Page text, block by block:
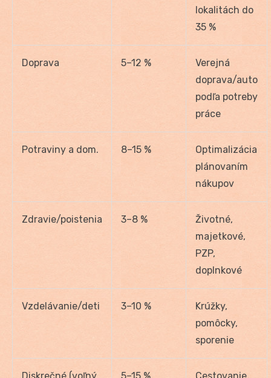
lokalitách do
35 %
Doprava 5–12 %
Verejná
doprava/auto
podľa potreby
práce
Potraviny a dom. 8–15 %
Optimalizácia
plánovaním
nákupov
Zdravie/poistenia 3–8 %
Životné,
majetkové,
PZP,
doplnkové
Vzdelávanie/deti 3–10 %
Krúžky,
pomôcky,
sporenie